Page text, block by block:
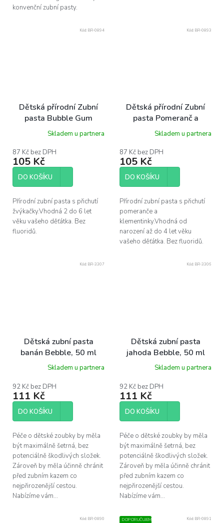
konvenční zubní pasty.
Dětská přírodní Zubní
pasta Bubble Gum
NORDICS 50 ml
Skladem u partnera
87 Kč bez DPH
105 Kč
DO KOŠÍKU
Přírodní zubní pasta s přichutí
žvýkačky.Vhodná 2 do 6 let
věku vašeho děťátka. Bez
fluoridů.
Kód: BR-0894
Dětská přírodní Zubní
pasta Pomeranč a
klementinky NORDICS
Skladem u partnera
87 Kč bez DPH
105 Kč
DO KOŠÍKU
Přírodní zubní pasta s přichutí
pomeranče a
klementinky.Vhodná od
narození až do 4 let věku
vašeho děťátka. Bez fluoridů.
Kód: BR-0893
Dětská zubní pasta
banán Bebble, 50 ml
Skladem u partnera
92 Kč bez DPH
111 Kč
DO KOŠÍKU
Péče o dětské zoubky by měla
být maximálně šetrná, bez
potenciálně škodlivých složek.
Zároveň by měla účinně chránit
před zubním kazem co
nejpřirozenější cestou.
Nabízíme vám...
Kód: BR-3307
Dětská zubní pasta
jahoda Bebble, 50 ml
Skladem u partnera
92 Kč bez DPH
111 Kč
DO KOŠÍKU
Péče o dětské zoubky by měla
být maximálně šetrná, bez
potenciálně škodlivých složek.
Zároveň by měla účinně chránit
před zubním kazem co
nejpřirozenější cestou.
Nabízíme vám...
Kód: BR-3306
Kód: BR-0890 DOPORUČUJEME Kód: BR-0891